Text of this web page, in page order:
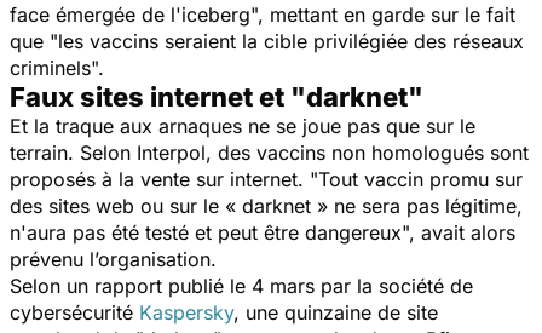
face émergée de l'iceberg", mettant en garde sur le fait
que "les vaccins seraient la cible privilégiée des réseaux
criminels".
Faux sites internet et "darknet"
Et la traque aux arnaques ne se joue pas que sur le
terrain. Selon Interpol, des vaccins non homologués sont
proposés à la vente sur internet. "Tout vaccin promu sur
des sites web ou sur le « darknet » ne sera pas légitime,
n'aura pas été testé et peut être dangereux", avait alors
prévenu l’organisation.
Selon un rapport publié le 4 mars par la société de
cybersécurité Kaspersky, une quinzaine de site